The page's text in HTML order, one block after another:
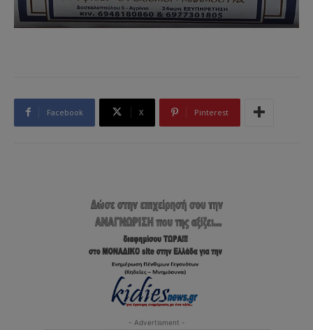
Facebook X Pinterest
- Advertisment -